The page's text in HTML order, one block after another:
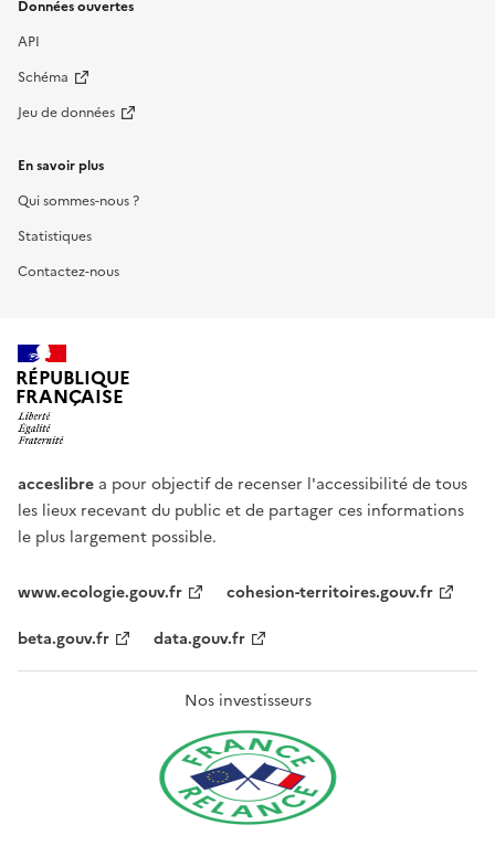
Données ouvertes
API
Schéma
Jeu de données
En savoir plus
Qui sommes-nous ?
Statistiques
Contactez-nous
RÉPUBLIQUE
FRANÇAISE
acceslibre a pour objectif de recenser l'accessibilité de tous
les lieux recevant du public et de partager ces informations
le plus largement possible.
www.ecologie.gouv.fr
cohesion-territoires.gouv.fr
beta.gouv.fr
data.gouv.fr
Nos investisseurs